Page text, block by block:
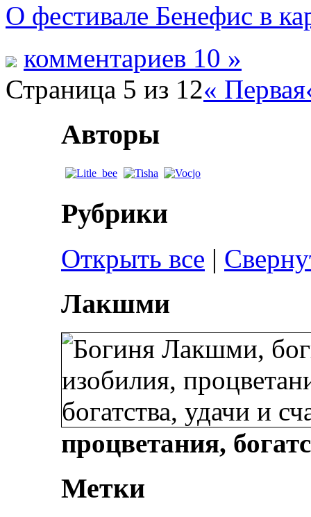
О фестивале Бенефис в
комментариев 10 »
Страница 5 из 12« Первая
Авторы
Рубрики
Открыть все |
Лакшми
процветания,
Метки